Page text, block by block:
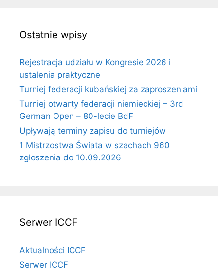
Ostatnie wpisy
Rejestracja udziału w Kongresie 2026 i
ustalenia praktyczne
Turniej federacji kubańskiej za zaproszeniami
Turniej otwarty federacji niemieckiej – 3rd
German Open – 80-lecie BdF
Upływają terminy zapisu do turniejów
1 Mistrzostwa Świata w szachach 960
zgłoszenia do 10.09.2026
Serwer ICCF
Aktualności ICCF
Serwer ICCF